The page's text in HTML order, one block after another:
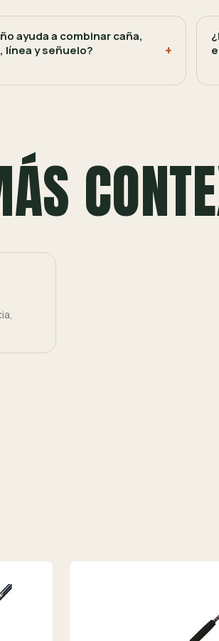
ayuda a combinar caña,
línea y señuelo?